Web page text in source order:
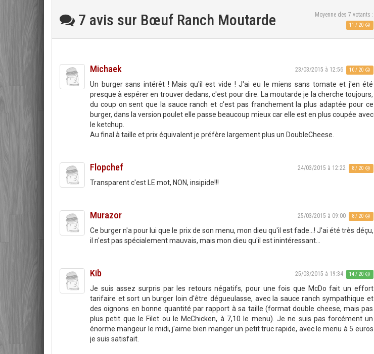
7 avis sur Bœuf Ranch Moutarde Moyenne des 7 votants :
11 / 20
Michaek 23/03/2015 à 12:56 10 / 20
Un burger sans intérêt ! Mais qu'il est vide ! J'ai eu le miens sans tomate et j'en été
presque à espérer en trouver dedans, c'est pour dire. La moutarde je la cherche toujours,
du coup on sent que la sauce ranch et c'est pas franchement la plus adaptée pour ce
burger, dans la version poulet elle passe beaucoup mieux car elle est en plus coupée avec
le ketchup.
Au final à taille et prix équivalent je préfère largement plus un DoubleCheese.
Flopchef 24/03/2015 à 12:22 8 / 20
Transparent c'est LE mot, NON, insipide!!!
Murazor 25/03/2015 à 09:00 8 / 20
Ce burger n'a pour lui que le prix de son menu, mon dieu qu'il est fade...! J'ai été très déçu,
il n'est pas spécialement mauvais, mais mon dieu qu'il est inintéressant...
Kib 25/03/2015 à 19:34 14 / 20
Je suis assez surpris par les retours négatifs, pour une fois que McDo fait un effort
tarifaire et sort un burger loin d'être dégueulasse, avec la sauce ranch sympathique et
des oignons en bonne quantité par rapport à sa taille (format double cheese, mais pas
plus petit que le Filet ou le McChicken, à 7,10 le menu). Je ne suis pas forcément un
énorme mangeur le midi, j'aime bien manger un petit truc rapide, avec le menu à 5 euros
je suis satisfait.